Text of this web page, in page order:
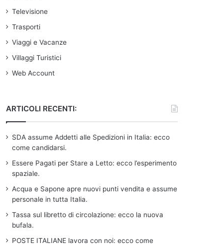
Televisione
Trasporti
Viaggi e Vacanze
Villaggi Turistici
Web Account
ARTICOLI RECENTI:
SDA assume Addetti alle Spedizioni in Italia: ecco
come candidarsi.
Essere Pagati per Stare a Letto: ecco l’esperimento
spaziale.
Acqua e Sapone apre nuovi punti vendita e assume
personale in tutta Italia.
Tassa sul libretto di circolazione: ecco la nuova
bufala.
POSTE ITALIANE lavora con noi: ecco come